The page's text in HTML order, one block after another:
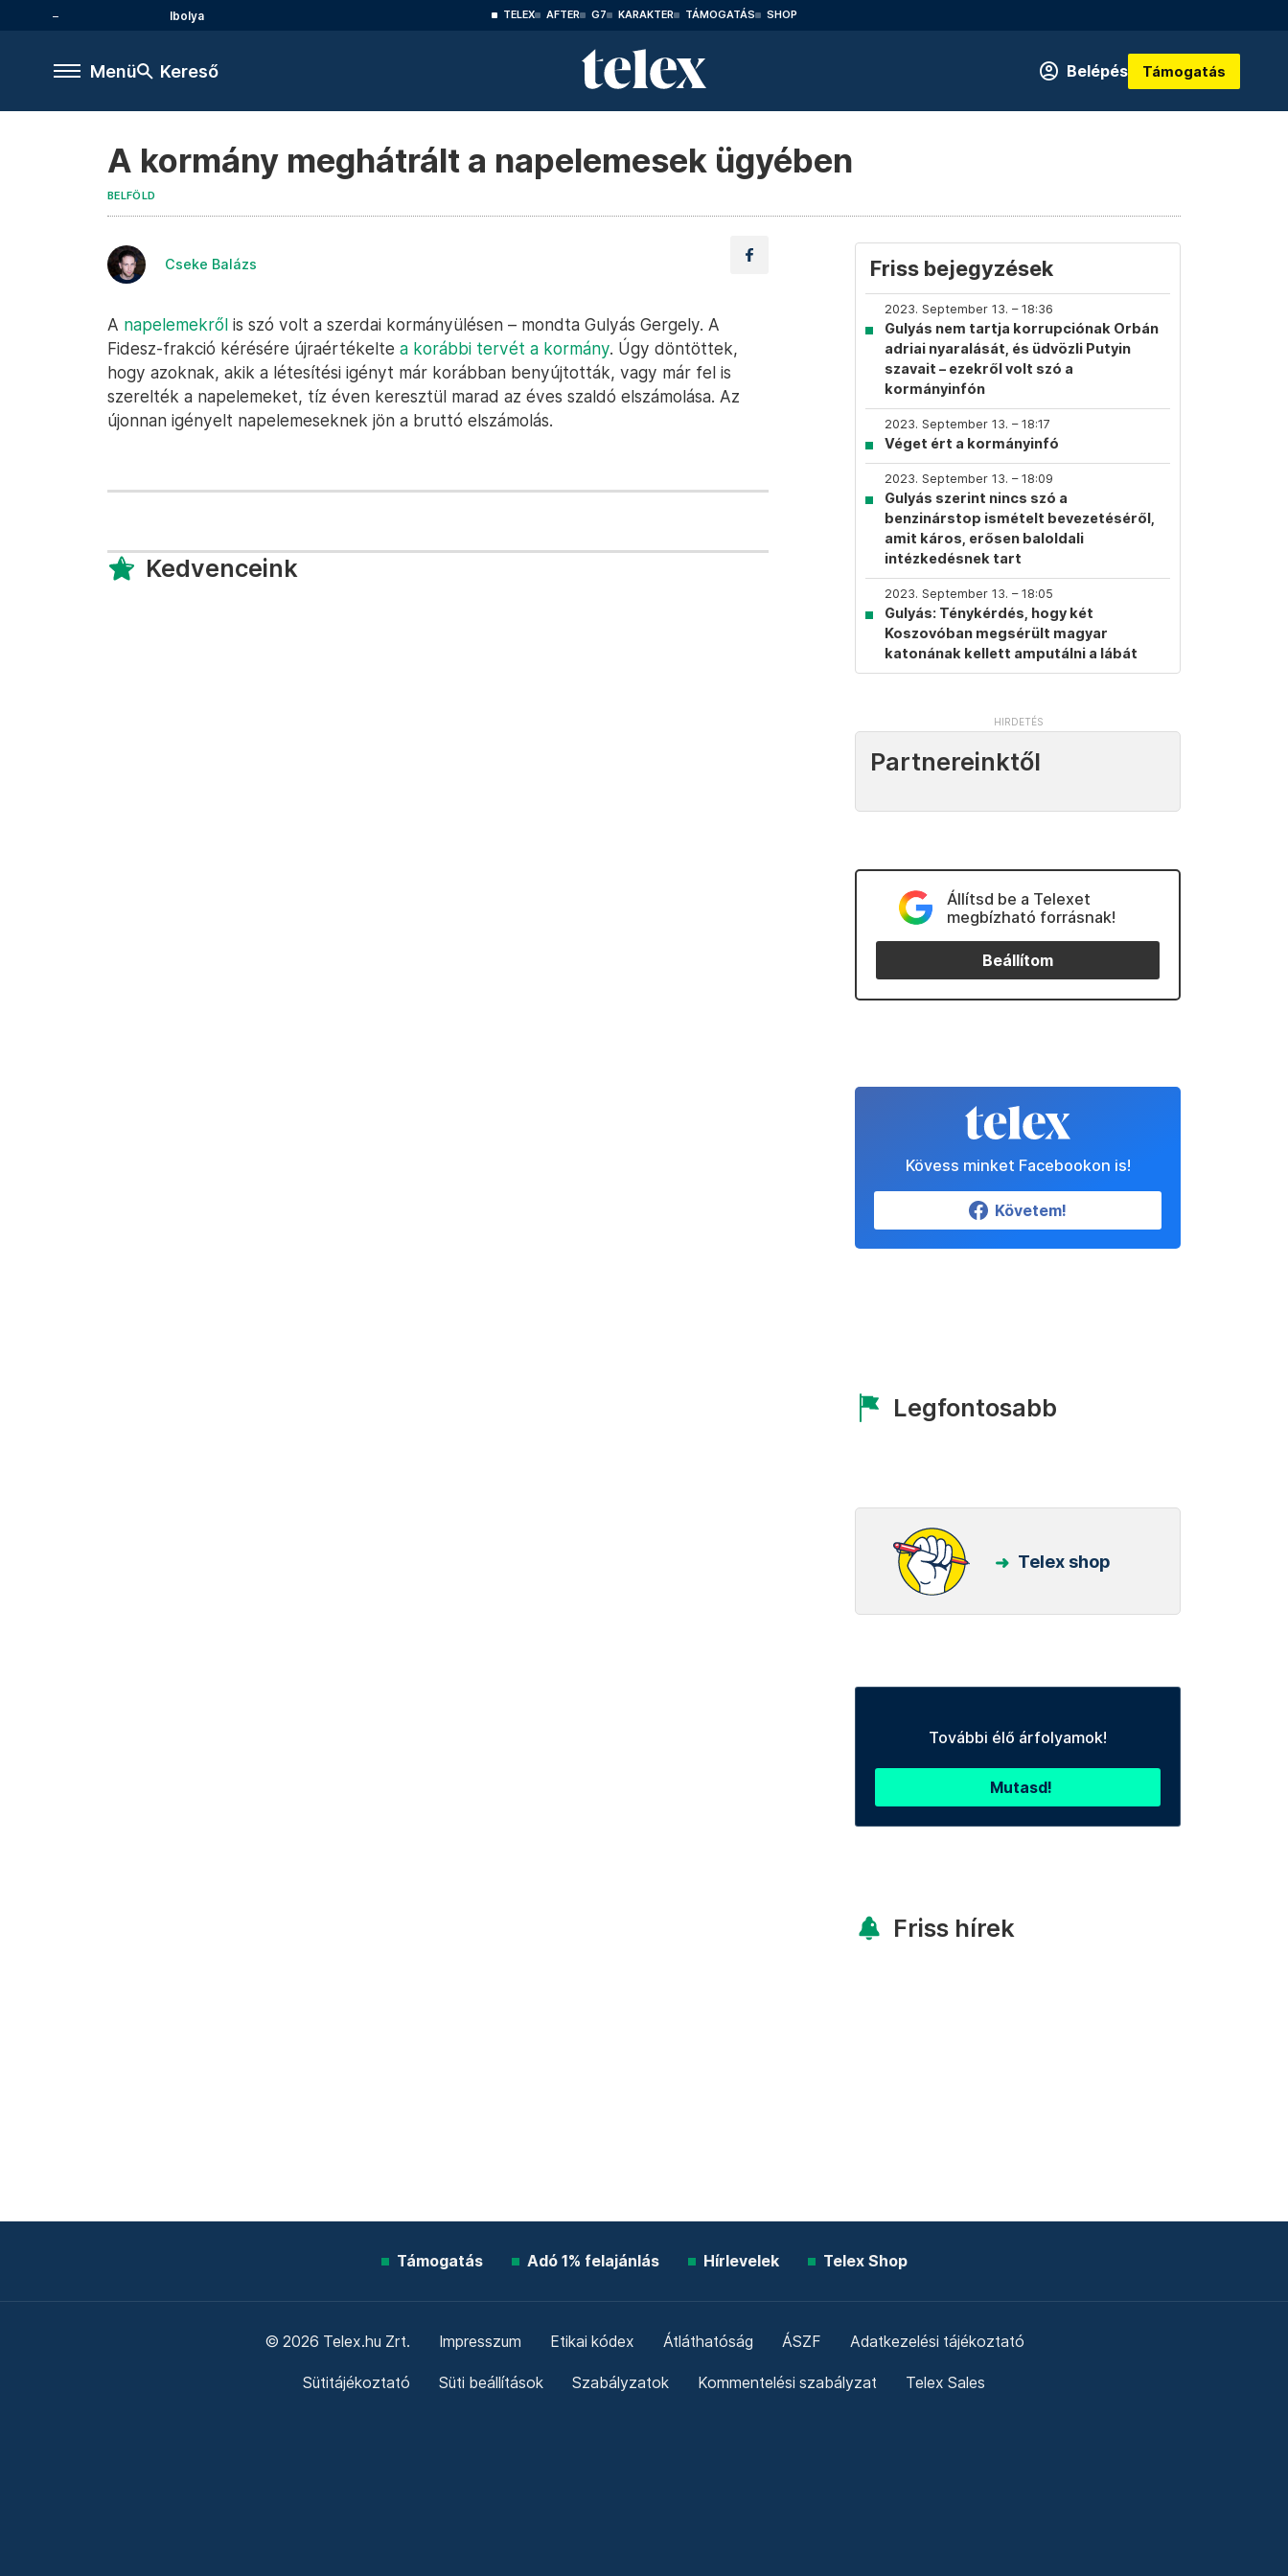
Ibolya TELEX AFTER G7 KARAKTER TÁMOGATÁS SHOP
Menü Kereső Belépés Támogatás
A kormány meghátrált a napelemesek ügyében
BELFÖLD
Cseke Balázs
A napelemekről is szó volt a szerdai kormányülésen – mondta Gulyás Gergely. A
Fidesz-frakció kérésére újraértékelte a korábbi tervét a kormány. Úgy döntöttek,
hogy azoknak, akik a létesítési igényt már korábban benyújtották, vagy már fel is
szerelték a napelemeket, tíz éven keresztül marad az éves szaldó elszámolása. Az
újonnan igényelt napelemeseknek jön a bruttó elszámolás.
Kedvenceink
Friss bejegyzések
2023. September 13. – 18:36
Gulyás nem tartja korrupciónak Orbán
adriai nyaralását, és üdvözli Putyin
szavait – ezekről volt szó a
kormányinfón
2023. September 13. – 18:17
Véget ért a kormányinfó
2023. September 13. – 18:09
Gulyás szerint nincs szó a
benzinárstop ismételt bevezetéséről,
amit káros, erősen baloldali
intézkedésnek tart
2023. September 13. – 18:05
Gulyás: Ténykérdés, hogy két
Koszovóban megsérült magyar
katonának kellett amputálni a lábát
Partnereinktől
Állítsd be a Telexet
megbízható forrásnak!
Beállítom
Kövess minket Facebookon is!
Követem!
Legfontosabb
Telex shop
További élő árfolyamok!
Mutasd!
Friss hírek
Támogatás Adó 1% felajánlás Hírlevelek Telex Shop
© 2026 Telex.hu Zrt. Impresszum Etikai kódex Átláthatóság ÁSZF Adatkezelési tájékoztató
Sütitájékoztató Süti beállítások Szabályzatok Kommentelési szabályzat Telex Sales